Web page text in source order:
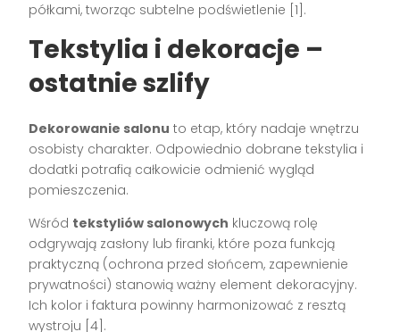
półkami, tworząc subtelne podświetlenie [1].
Tekstylia i dekoracje –
ostatnie szlify
Dekorowanie salonu to etap, który nadaje wnętrzu
osobisty charakter. Odpowiednio dobrane tekstylia i
dodatki potrafią całkowicie odmienić wygląd
pomieszczenia.
Wśród tekstyliów salonowych kluczową rolę
odgrywają zasłony lub firanki, które poza funkcją
praktyczną (ochrona przed słońcem, zapewnienie
prywatności) stanowią ważny element dekoracyjny.
Ich kolor i faktura powinny harmonizować z resztą
wystroju [4].